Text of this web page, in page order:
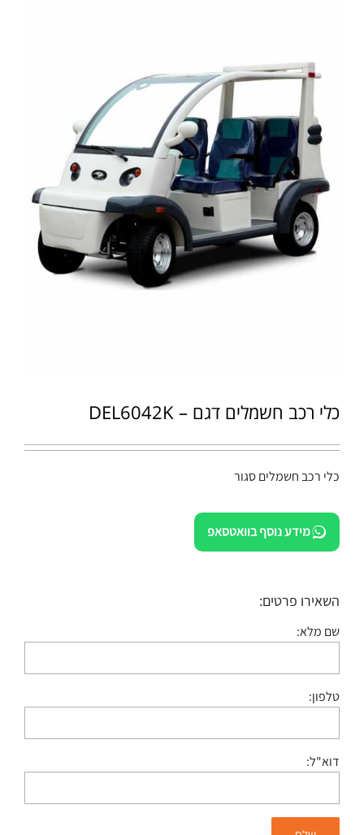
כלי רכב חשמלים דגם – DEL6042K
כלי רכב חשמלים סגור
מידע נוסף בוואטסאפ
השאירו פרטים:
שם מלא:
טלפון:
דוא"ל: